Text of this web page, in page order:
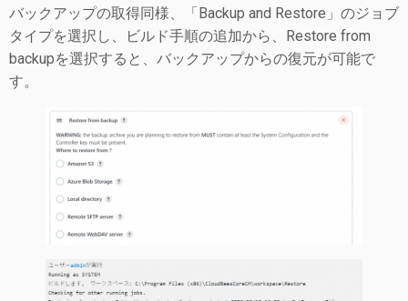
バックアップの取得同様、「Backup and Restore」のジョブ
タイプを選択し、ビルド手順の追加から、Restore from
backupを選択すると、バックアップからの復元が可能で
す。